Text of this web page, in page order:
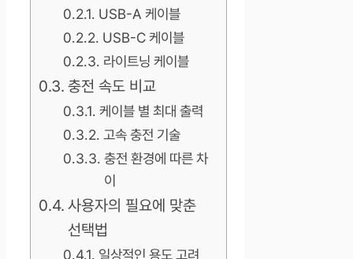
USB-A 케이블
USB-C 케이블
라이트닝 케이블
충전 속도 비교
케이블 별 최대 출력
고속 충전 기술
충전 환경에 따른 차
이
사용자의 필요에 맞춘
선택법
일상적인 용도 고려